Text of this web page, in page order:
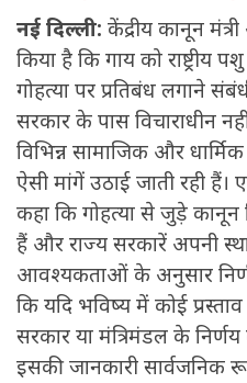
नई दिल्ली: केंद्रीय कानून
किया है कि गाय को
गोहत्या पर प्रतिबंध लगाने
सरकार के पास विचाराधीन
विभिन्न सामाजिक और
ऐसी मांगें उठाई जाती रही हैं।
कहा कि गोहत्या से जुड़े
हैं और राज्य सरकारें अपनी
आवश्यकताओं के अनुसार
कि यदि भविष्य में कोई
सरकार या मंत्रिमंडल के
इसकी जानकारी सार्वजनिक